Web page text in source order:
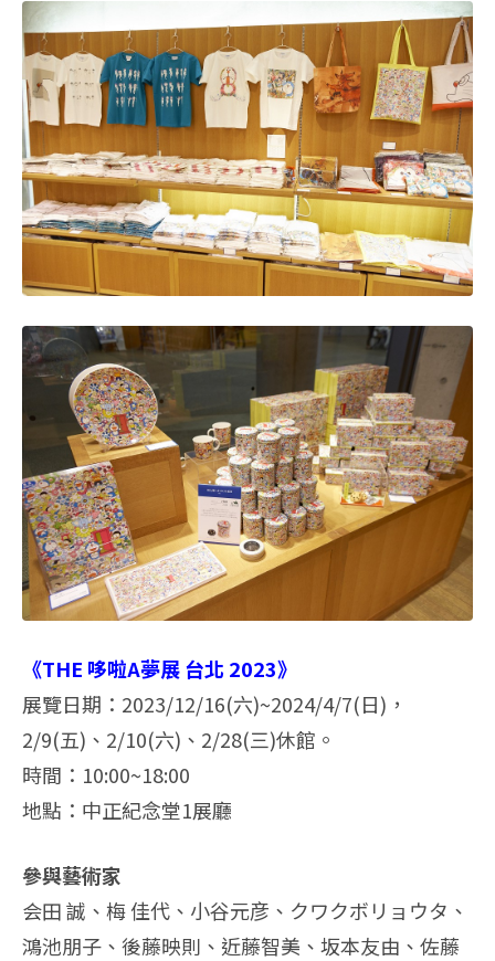
《THE 哆啦A夢展 台北 2023》
展覽日期：2023/12/16(六)~2024/4/7(日)，
2/9(五)、2/10(六)、2/28(三)休館。
時間：10:00~18:00
地點：中正紀念堂1展廳
參與藝術家
会田 誠、梅 佳代、小谷元彦、クワクボリョウタ、
鴻池朋子、後藤映則、近藤智美、坂本友由、佐藤